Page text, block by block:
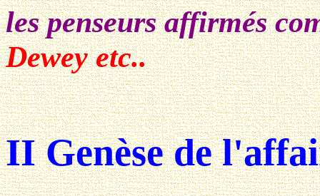
les penseurs affirmés
Dewey etc..
II Genèse de